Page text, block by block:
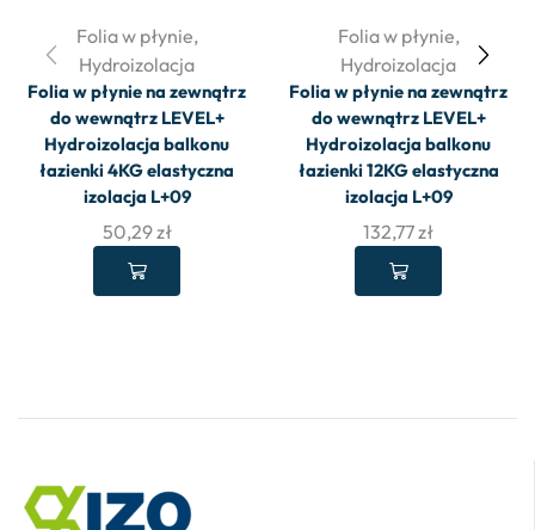
Folia w płynie,
Hydroizolacja
Folia w płynie na zewnątrz
do wewnątrz LEVEL+
Hydroizolacja balkonu
łazienki 4KG elastyczna
izolacja L+09
50,29zł
Folia w płynie,
Hydroizolacja
Folia w płynie na zewnątrz
do wewnątrz LEVEL+
Hydroizolacja balkonu
łazienki 12KG elastyczna
izolacja L+09
132,77zł